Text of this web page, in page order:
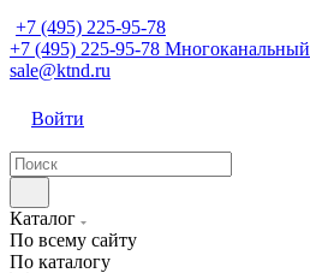
+7 (495) 225-95-78
+7 (495) 225-95-78 Многоканальный
sale@ktnd.ru
Войти
Каталог
По всему сайту
По каталогу